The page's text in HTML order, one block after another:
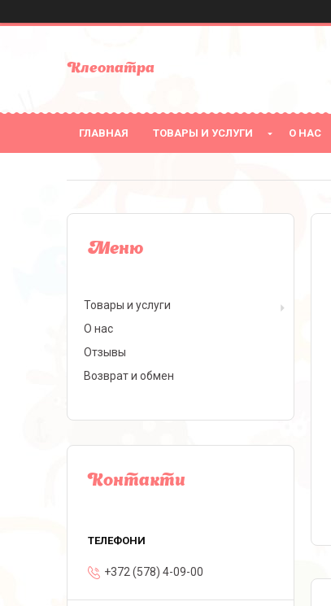
Клеопатра
ГЛАВНАЯ ТОВАРЫ И УСЛУГИ О НАС
Товары и услуги
О нас
Отзывы
Возврат и обмен
Контакти
+372 (578) 4-09-00